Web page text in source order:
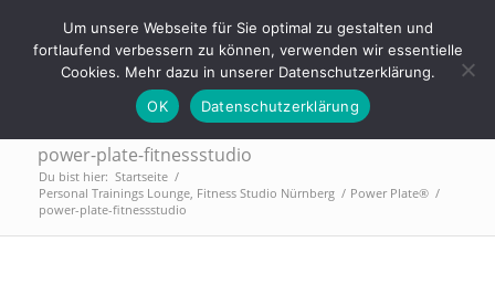
Tel.: 0911 - 2171 4565 | info@trainings-lounge.de
power-plate-fitnessstudio
Du bist hier: Startseite /
Personal Trainings Lounge, Fitness Studio Nürnberg / Power Plate® /
power-plate-fitnessstudio
Um unsere Webseite für Sie optimal zu gestalten und
fortlaufend verbessern zu können, verwenden wir essentielle
Cookies. Mehr dazu in unserer Datenschutzerklärung.
OK
Datenschutzerklärung